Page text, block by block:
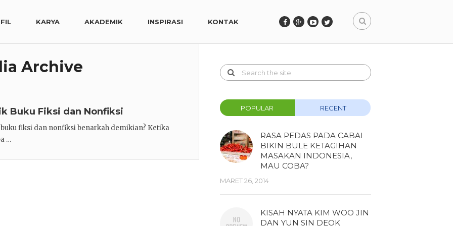
KARYA AKADEMIK INSPIRASI KONTAK
Archive
Buku Fiksi dan Nonfiksi
fiksi dan nonfiksi benarkah demikian? Ketika
…
POPULAR RECENT
RASA PEDAS PADA CABAI
BIKIN BULE KETAGIHAN
MASAKAN INDONESIA,
MAU COBA?
MARET 26, 2014
KISAH NYATA KIM WOO JIN
DAN YUN SIN DEOK